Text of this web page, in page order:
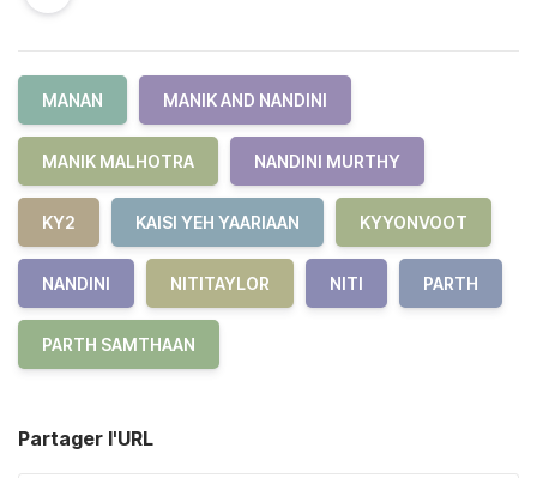
MANAN MANIK AND NANDINI
MANIK MALHOTRA NANDINI MURTHY
KY2 KAISI YEH YAARIAAN KYYONVOOT
NANDINI NITITAYLOR NITI PARTH
PARTH SAMTHAAN
Partager l'URL